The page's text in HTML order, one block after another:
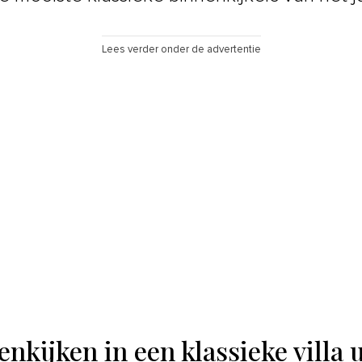
Lees verder onder de advertentie
in een klassieke villa